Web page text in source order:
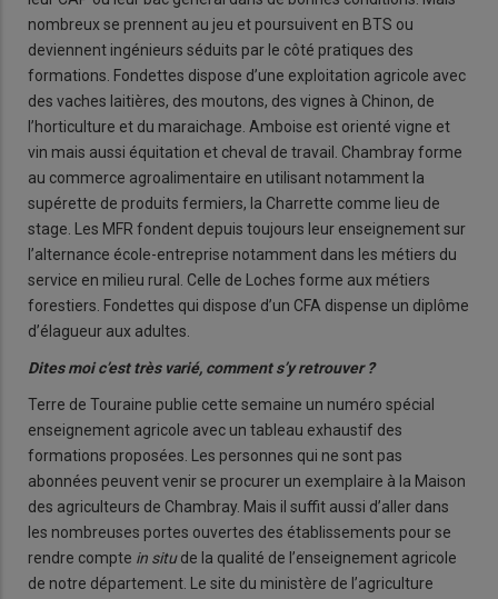
nombreux se prennent au jeu et poursuivent en BTS ou
deviennent ingénieurs séduits par le côté pratiques des
formations. Fondettes dispose d’une exploitation agricole avec
des vaches laitières, des moutons, des vignes à Chinon, de
l’horticulture et du maraichage. Amboise est orienté vigne et
vin mais aussi équitation et cheval de travail. Chambray forme
au commerce agroalimentaire en utilisant notamment la
supérette de produits fermiers, la Charrette comme lieu de
stage. Les MFR fondent depuis toujours leur enseignement sur
l’alternance école-entreprise notamment dans les métiers du
service en milieu rural. Celle de Loches forme aux métiers
forestiers. Fondettes qui dispose d’un CFA dispense un diplôme
d’élagueur aux adultes.
Dites moi c’est très varié, comment s’y retrouver ?
Terre de Touraine publie cette semaine un numéro spécial
enseignement agricole avec un tableau exhaustif des
formations proposées. Les personnes qui ne sont pas
abonnées peuvent venir se procurer un exemplaire à la Maison
des agriculteurs de Chambray. Mais il suffit aussi d’aller dans
les nombreuses portes ouvertes des établissements pour se
rendre compte in situde la qualité de l’enseignement agricole
de notre département. Le site du ministère de l’agriculture